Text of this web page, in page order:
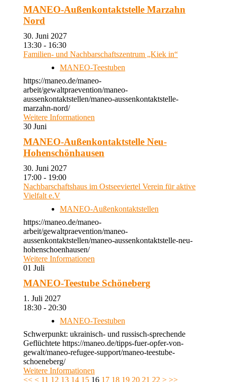
MANEO-Außenkontaktstelle Marzahn
Nord
30. Juni 2027
13:30 - 16:30
Familien- und Nachbarschaftszentrum „Kiek in“
MANEO-Teestuben
https://maneo.de/maneo-
arbeit/gewaltpraevention/maneo-
aussenkontaktstellen/maneo-aussenkontaktstelle-
marzahn-nord/
Weitere Informationen
30 Juni
MANEO-Außenkontaktstelle Neu-
Hohenschönhausen
30. Juni 2027
17:00 - 19:00
Nachbarschaftshaus im Ostseeviertel Verein für aktive
Vielfalt e.V
MANEO-Außenkontaktstellen
https://maneo.de/maneo-
arbeit/gewaltpraevention/maneo-
aussenkontaktstellen/maneo-aussenkontaktstelle-neu-
hohenschoenhausen/
Weitere Informationen
01 Juli
MANEO-Teestube Schöneberg
1. Juli 2027
18:30 - 20:30
MANEO-Teestuben
Schwerpunkt: ukrainisch- und russisch-sprechende
Geflüchtete https://maneo.de/tipps-fuer-opfer-von-
gewalt/maneo-refugee-support/maneo-teestube-
schoeneberg/
Weitere Informationen
<< < 11 12 13 14 15 16 17 18 19 20 21 22 > >>